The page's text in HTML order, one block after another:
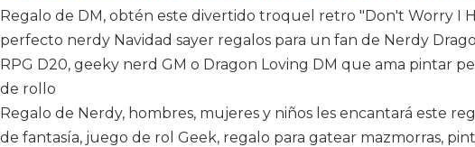
Regalo de DM, obtén este divertido troquel retro "Don't Worry I
perfecto nerdy Navidad sayer regalos para un fan de Nerdy
RPG D20, geeky nerd GM o Dragon Loving DM que ama pintar
de rollo
Regalo de Nerdy, hombres, mujeres y niños les encantará este
de fantasía, juego de rol Geek, regalo para gatear mazmorras,